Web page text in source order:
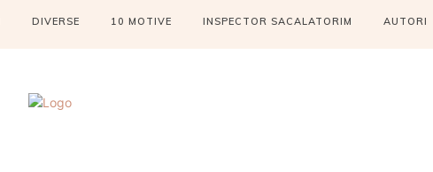
DIVERSE 10 MOTIVE INSPECTOR SACALATORIM AUTORI